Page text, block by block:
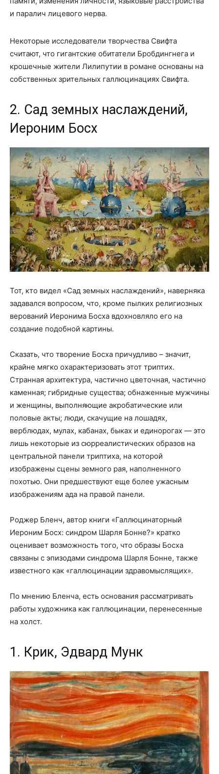
и паралич лицевого нерва.
Некоторые исследователи творчества Свифта
считают, что гигантские обитатели Бробдингнега и
крошечные жители Лилипутии в романе основаны на
собственных зрительных галлюцинациях Свифта.
2. Сад земных наслаждений,
Иероним Босх
Тот, кто видел «Сад земных наслаждений», наверняка
задавался вопросом, что, кроме пылких религиозных
верований Иеронима Босха вдохновляло его на
создание подобной картины.
Сказать, что творение Босха причудливо – значит,
крайне мягко охарактеризовать этот триптих.
Странная архитектура, частично цветочная, частично
каменная; гибридные существа; обнаженные мужчины
и женщины, выполняющие акробатические или
половые акты; люди, скачущие на лошадях,
верблюдах, мулах, кабанах, быках и единорогах — это
лишь некоторые из сюрреалистических образов на
центральной панели триптиха, на которой
изображены сцены земного рая, наполненного
похотью. Они предшествуют еще более ужасным
изображениям ада на правой панели.
Роджер Бленч, автор книги «Галлюцинаторный
Иероним Босх: синдром Шарля Бонне?» кратко
оценивает возможность того, что образы Босха
связаны с эпизодами синдрома Шарля Бонне, также
известного как «галлюцинации здравомыслящих».
По мнению Бленча, есть основания рассматривать
работы художника как галлюцинации, перенесенные
на холст.
1. Крик, Эдвард Мунк